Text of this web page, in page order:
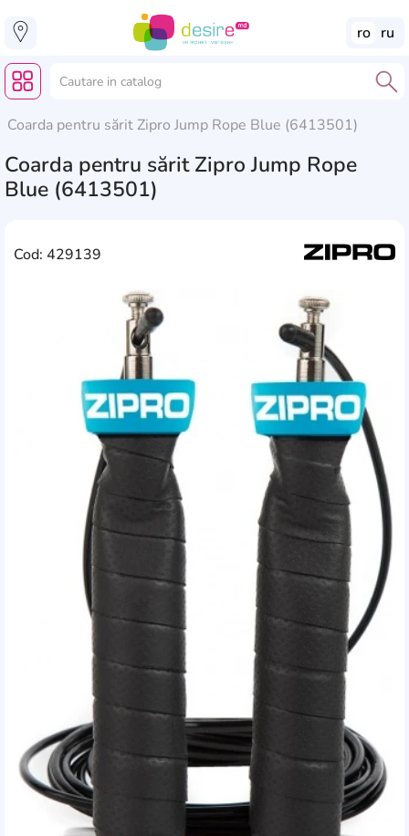
ro ru
Coarda pentru sărit Zipro Jump Rope Blue (6413501)
Coarda pentru sărit Zipro Jump Rope
Blue (6413501)
Cod: 429139